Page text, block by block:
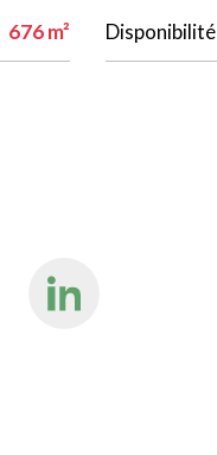
676 m² Disponibilité